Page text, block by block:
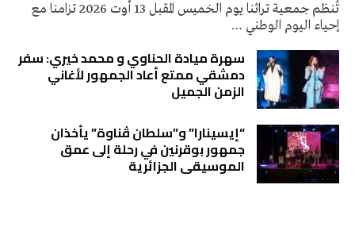
تُنظم جمعية تراثنا يوم الخميس المقبل 13 أوت 2026 تزامنا مع
إحياء اليوم الوطني …
سهرة ميادة الحناوي و محمد خيري: سفر
دمشقي ممتع أعاد الجمهور لأغاني
الزمن الجميل
“إيسينارا” و”سلطان ڤناوة” يأخذان
جمهور بوقرنين في رحلة إلى عمق
الموسيقى الجزائرية